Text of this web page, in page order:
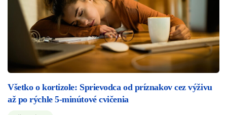
Všetko o kortizole: Sprievodca od príznakov cez výživu
až po rýchle 5-minútové cvičenia